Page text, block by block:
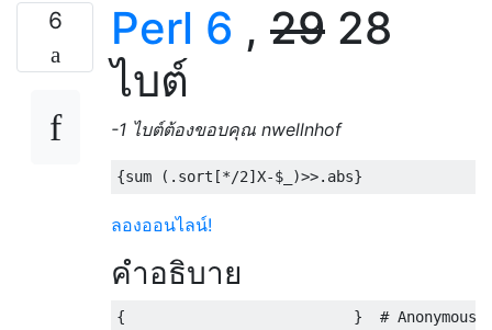
6 Perl 6 , 29 28
ไบต์
-1 ไบต์ต้องขอบคุณ nwellnhof
{sum (. sort [*/2] X-$_ )>>. abs}
ลองออนไลน์!
คำอธิบาย
{ }
# Anonymous